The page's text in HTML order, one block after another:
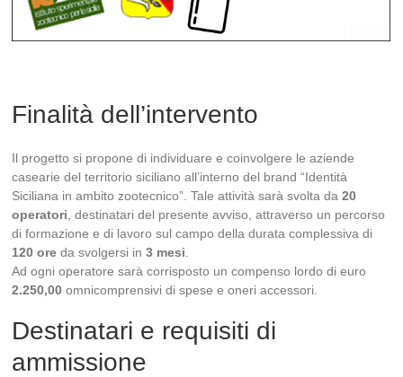
Finalità dell’intervento
Il progetto si propone di individuare e coinvolgere le aziende
casearie del territorio siciliano all’interno del brand “Identità
Siciliana in ambito zootecnico”. Tale attività sarà svolta da20
operatori , destinatari del presente avviso, attraverso un percorso
di formazione e di lavoro sul campo della durata complessiva di
120 ore da svolgersi in 3 mesi
Ad ogni operatore sarà corrisposto un compenso lordo di euro
2.250,00 omnicomprensivi di spese e oneri accessori.
Destinatari e requisiti di
ammissione